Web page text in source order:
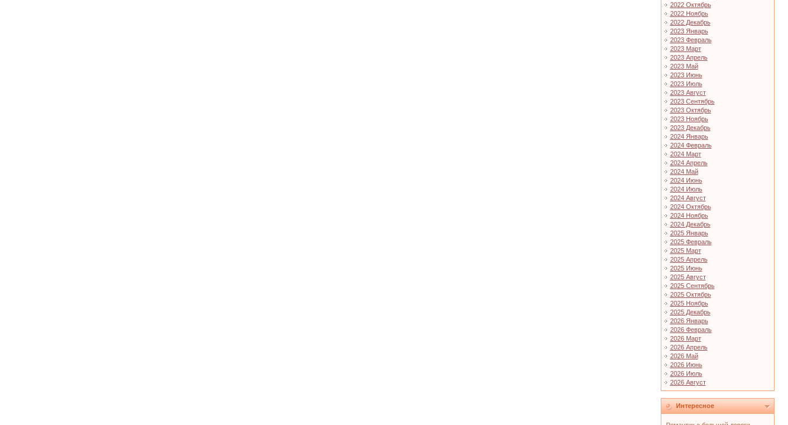
2022 Октябрь
2022 Ноябрь
2022 Декабрь
2023 Январь
2023 Февраль
2023 Март
2023 Апрель
2023 Май
2023 Июнь
2023 Июль
2023 Август
2023 Сентябрь
2023 Октябрь
2023 Ноябрь
2023 Декабрь
2024 Январь
2024 Февраль
2024 Март
2024 Апрель
2024 Май
2024 Июнь
2024 Июль
2024 Август
2024 Октябрь
2024 Ноябрь
2024 Декабрь
2025 Январь
2025 Февраль
2025 Март
2025 Апрель
2025 Июнь
2025 Август
2025 Сентябрь
2025 Октябрь
2025 Ноябрь
2025 Декабрь
2026 Январь
2026 Февраль
2026 Март
2026 Апрель
2026 Май
2026 Июнь
2026 Июль
2026 Август
Интересное